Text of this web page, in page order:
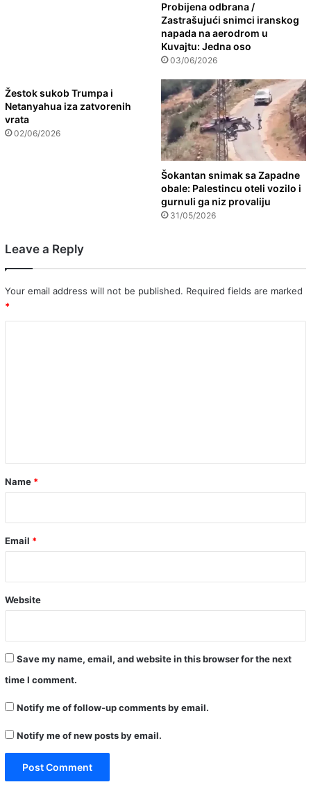
Probijena odbrana /
Zastrašujući snimci iranskog
napada na aerodrom u
Kuvajtu: Jedna oso
03/06/2026
Žestok sukob Trumpa i
Netanyahua iza zatvorenih
vrata
02/06/2026
Šokantan snimak sa Zapadne
obale: Palestincu oteli vozilo i
gurnuli ga niz provaliju
31/05/2026
Leave a Reply
Your email address will not be published. Required fields are marked
*
*
Name *
Email *
Website
Save my name, email, and website in this browser for the next
time I comment.
Notify me of follow-up comments by email.
Notify me of new posts by email.